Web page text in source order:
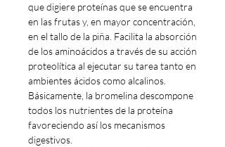
que digiere proteínas que se encuentra
en las frutas y, en mayor concentración,
en el tallo de la piña. Facilita la absorción
de los aminoácidos a través de su acción
proteolítica al ejecutar su tarea tanto en
ambientes ácidos como alcalinos.
Básicamente, la bromelina descompone
todos los nutrientes de la proteína
favoreciendo así los mecanismos
digestivos.